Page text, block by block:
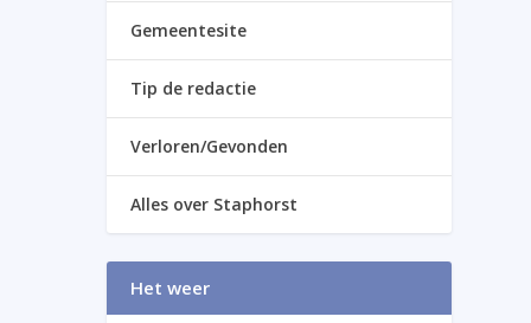
Gemeentesite
Tip de redactie
Verloren/Gevonden
Alles over Staphorst
Het weer